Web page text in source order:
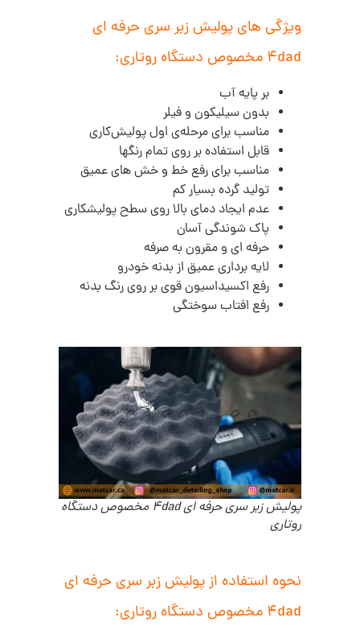
ویژگی های پولیش زبر سری حرفه ای
4dad مخصوص دستگاه روتاری:
بر پایه آب
بدون سیلیکون و فیلر
مناسب برای مرحله‌ی اول پولیش‌کاری
قابل استفاده بر روی تمام رنگها
مناسب برای رفع خط و خش های عمیق
تولید گرده بسیار کم
عدم ایجاد دمای بالا روی سطح پولیشکاری
پاک شوندگی آسان
حرفه ای و مقرون به صرفه
لایه برداری عمیق از بدنه خودرو
رفع اکسیداسیون قوی بر روی رنگ بدنه
رفع افتاب سوختگی
پولیش زبر سری حرفه ای 4dad مخصوص دستگاه
روتاری
نحوه استفاده از پولیش زبر سری حرفه ای
4dad مخصوص دستگاه روتاری: